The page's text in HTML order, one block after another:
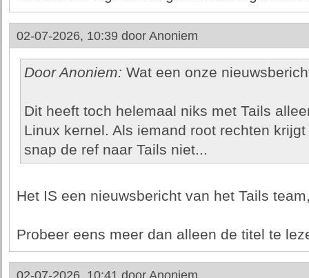
02-07-2026, 10:39 door Anoniem
Door Anoniem: Wat een onze
Dit heeft toch helemaal niks met Tails
Linux kernel. Als iemand root rechten
snap de ref naar Tails niet...
Het IS een nieuwsbericht van het Tails
Probeer eens meer dan alleen de titel te
02-07-2026, 10:41 door Anoniem